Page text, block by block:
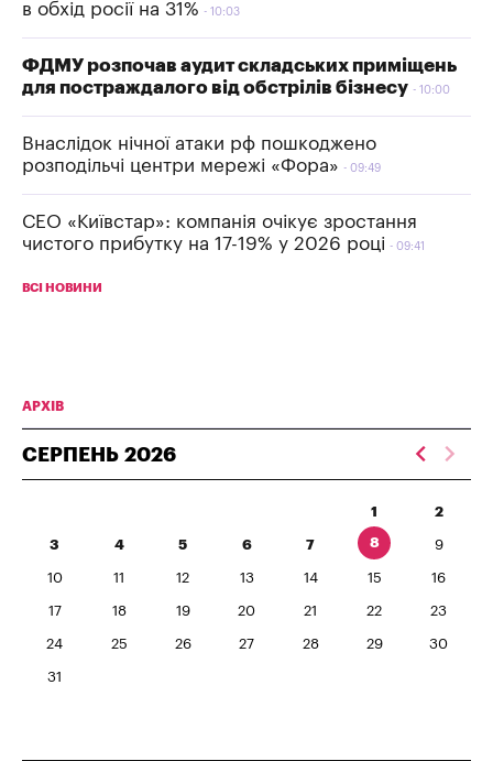
в обхід росії на 31% 10:03
ФДМУ розпочав аудит складських приміщень
для постраждалого від обстрілів бізнесу
10:00
Внаслідок нічної атаки рф пошкоджено
розподільчі центри мережі «Фора»
09:49
СЕО «Київстар»: компанія очікує зростання
чистого прибутку на 17-19% у 2026 році
09:41
ВСІ НОВИНИ
АРХІВ
СЕРПЕНЬ 2026
1 2
3 4 5 6 7 8 9
10 11 12 13 14 15 16
17 18 19 20 21 22 23
24 25 26 27 28 29 30
31